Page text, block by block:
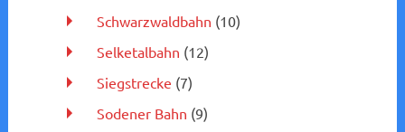
Schwarzwaldbahn (10)
Selketalbahn (12)
Siegstrecke (7)
Sodener Bahn (9)